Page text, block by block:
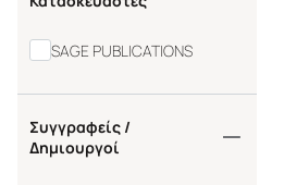
SAGE PUBLICATIONS
Συγγραφείς /
Δημιουργοί